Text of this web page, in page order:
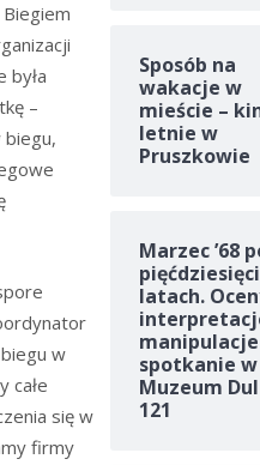
była
–
w
całe
się w
firmy
Sposób na
wakacje w
mieście –
letnie w
Pruszkowie
Marzec ’68
latach.
spotkanie w
Muzeum
121